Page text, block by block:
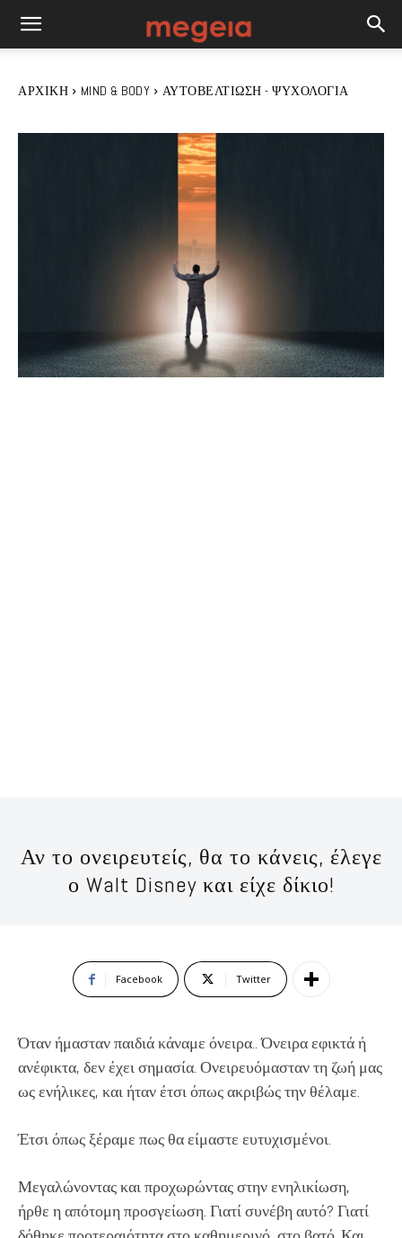
ΑΡΧΙΚΉ MIND & BODY ΑΥΤΟΒΕΛΤΊΩΣΗ - ΨΥΧΟΛΟΓΊΑ
Αν το ονειρευτείς, θα το κάνεις, έλεγε
ο Walt Disney και είχε δίκιο!
Facebook Twitter
Όταν ήμασταν παιδιά κάναμε όνειρα.. Όνειρα εφικτά ή
ανέφικτα, δεν έχει σημασία. Ονειρευόμασταν τη ζωή μας
ως ενήλικες, και ήταν έτσι όπως ακριβώς την θέλαμε.
Έτσι όπως ξέραμε πως θα είμαστε ευτυχισμένοι.
Μεγαλώνοντας και προχωρώντας στην ενηλικίωση,
ήρθε η απότομη προσγείωση. Γιατί συνέβη αυτό? Γιατί